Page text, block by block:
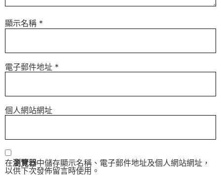
顯示名稱 *
電子郵件地址 *
個人網站網址
在瀏覽器中儲存顯示名稱、電子郵件地址及個人網站網址，
以供下次發佈留言時使用。